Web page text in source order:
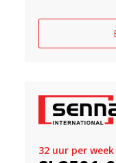
32 uur per week